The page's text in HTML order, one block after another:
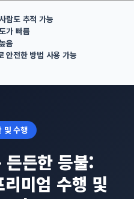
람도 추적 가능
가 빠름
음
안전한 방법 사용 가능
및 수행
든든한 등불:
미엄 수행 및